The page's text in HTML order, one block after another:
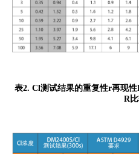
表2. Cl测试结果的重复性r再现性
R